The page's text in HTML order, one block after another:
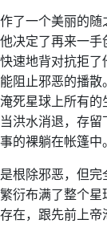
了一个美丽的
决定了再来一
速地背对抗拒
阻止邪恶的播
死星球上所有
洪水消退，存
的裸躺在帐篷中。
根除邪恶，但
衍布满了整个
在，跟先前上